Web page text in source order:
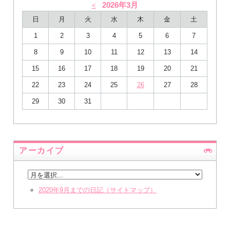
< 2026年3月
日 月 火 水 木 金 土
1 2 3 4 5 6 7
8 9 10 11 12 13 14
15 16 17 18 19 20 21
22 23 24 25 26 27 28
29 30 31
アーカイブ
2020年9月までの日記（サイトマップ）